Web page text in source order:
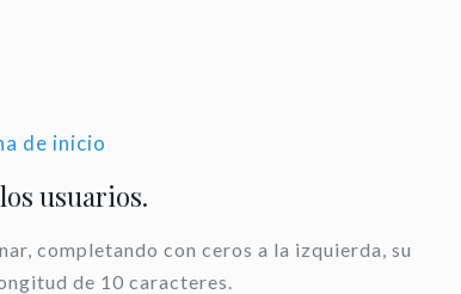
de inicio
usuarios.
completando con ceros a la izquierda, su
de 10 caracteres.